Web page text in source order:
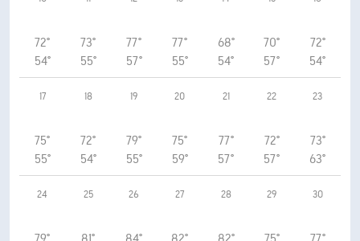
72°
54°
73°
55°
77°
57°
77°
55°
68°
54°
70°
57°
72°
54°
17
75°
55°
18
72°
54°
19
79°
55°
20
75°
59°
21
77°
57°
22
72°
57°
23
73°
63°
24 25 26 27 28 29 30